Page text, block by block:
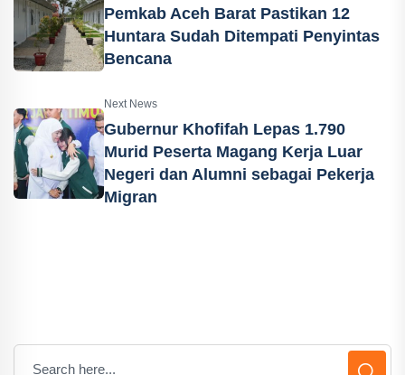
Pemkab Aceh Barat Pastikan 12
Huntara Sudah Ditempati Penyintas
Bencana
Next News
Gubernur Khofifah Lepas 1.790
Murid Peserta Magang Kerja Luar
Negeri dan Alumni sebagai Pekerja
Migran